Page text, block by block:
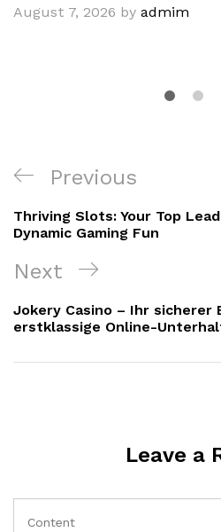
August 7, 2026 by admim
Post
navigation
Previous
Post
Previous
Thriving Slots: Your Top
Dynamic Gaming Fun
Next
Post
Next
Jokery Casino – Ihr
erstklassige Online-
Leave a